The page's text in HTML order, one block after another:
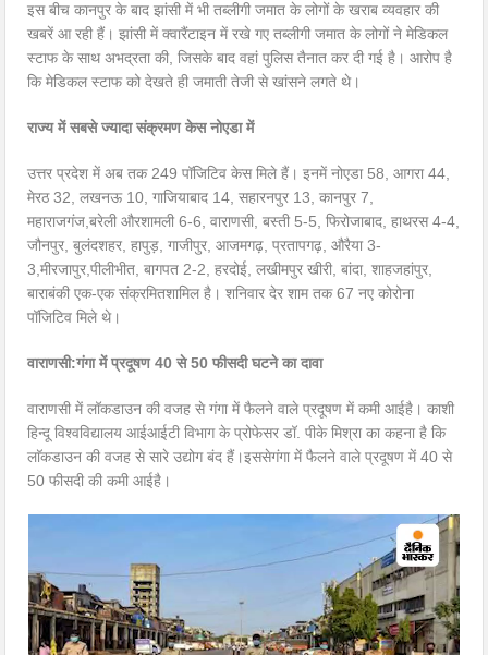
इस बीच कानपुर के बाद झांसी में भी तब्लीगी जमात के लोगों के खराब व्यवहार की
खबरें आ रही हैं। झांसी में क्वारैंटाइन में रखे गए तब्लीगी जमात के लोगों ने मेडिकल
स्टाफ के साथ अभद्रता की, जिसके बाद वहां पुलिस तैनात कर दी गई है। आरोप है
कि मेडिकल स्टाफ को देखते ही जमाती तेजी से खांसने लगते थे।
राज्य में सबसे ज्यादा संक्रमण केस नोएडा में
उत्तर प्रदेश में अब तक 249 पॉजिटिव केस मिले हैं। इनमें नोएडा 58, आगरा 44,
मेरठ 32, लखनऊ 10, गाजियाबाद 14, सहारनपुर 13, कानपुर 7,
महाराजगंज,बरेली औरशामली 6-6, वाराणसी, बस्ती 5-5, फिरोजाबाद, हाथरस 4-4,
जौनपुर, बुलंदशहर, हापुड़, गाजीपुर, आजमगढ़, प्रतापगढ़, औरैया 3-
3,मीरजापुर,पीलीभीत, बागपत 2-2, हरदोई, लखीमपुर खीरी, बांदा, शाहजहांपुर,
बाराबंकी एक-एक संक्रमितशामिल है। शनिवार देर शाम तक 67 नए कोरोना
पॉजिटिव मिले थे।
वाराणसी:गंगा में प्रदूषण 40 से 50 फीसदी घटने का दावा
वाराणसी में लॉकडाउन की वजह से गंगा में फैलने वाले प्रदूषण में कमी आईहै। काशी
हिन्दू विश्वविद्यालय आईआईटी विभाग के प्रोफेसर डॉ. पीके मिश्रा का कहना है कि
लाॅकडाउन की वजह से सारे उद्योग बंद हैं।इससेगंगा में फैलने वाले प्रदूषण में 40 से
50 फीसदी की कमी आईहै।